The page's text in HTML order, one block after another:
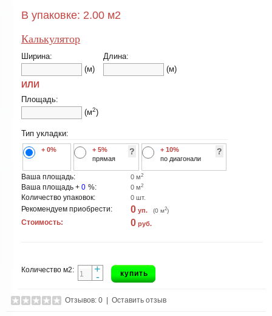
В упаковке: 2.00 м2
Калькулятор
Ширина:
(м)
Длина:
(м)
ИЛИ
Площадь:
(м2)
Тип укладки:
+ 0%
+ 5%
прямая
?
+ 10%
по диагонали
?
Ваша площадь: 0 м2
Ваша площадь + 0 %: 0 м2
Количество упаковок: 0 шт.
Рекомендуем приобрести: 0 уп. (0 м2)
Стоимость: 0 руб.
Количество м2: +
- купить
Отзывов: 0 Оставить отзыв